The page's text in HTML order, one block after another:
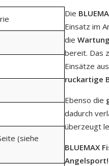
(siehe
Die
Einsatz im
die
bereit. Das
Einsätze
ruckartige
Ebenso die
dadurch
überzeugt
BLUEMAX
Angelsport!